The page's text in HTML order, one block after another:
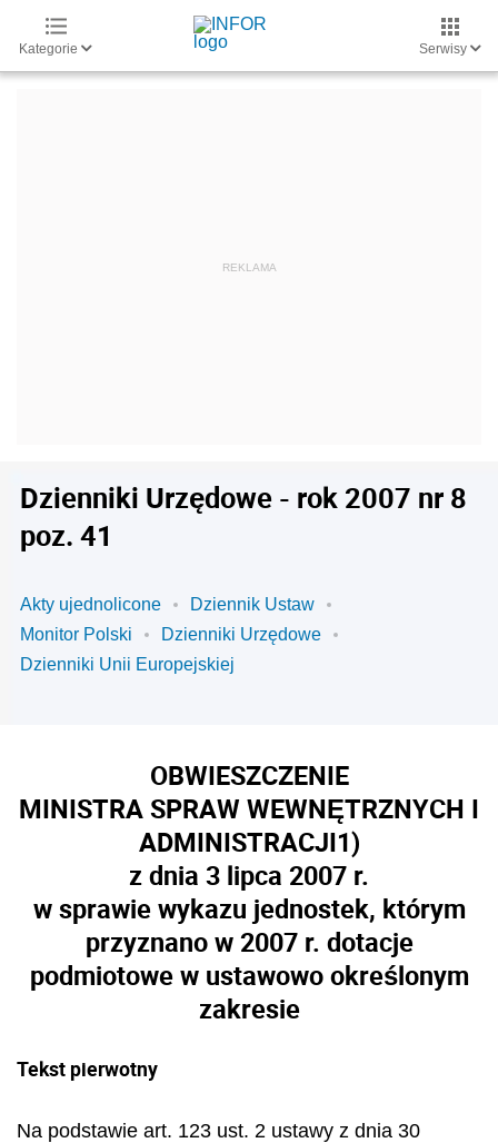
Kategorie Serwisy
Dzienniki Urzędowe - rok 2007 nr 8
poz. 41
Akty ujednolicone
Dziennik Ustaw
Monitor Polski
Dzienniki Urzędowe
Dzienniki Unii Europejskiej
OBWIESZCZENIE
MINISTRA SPRAW WEWNĘTRZNYCH I
ADMINISTRACJI1)
z dnia 3 lipca 2007 r.
w sprawie wykazu jednostek, którym
przyznano w 2007 r. dotacje
podmiotowe w ustawowo określonym
zakresie
Tekst pierwotny
Na podstawie art. 123 ust. 2 ustawy z dnia 30